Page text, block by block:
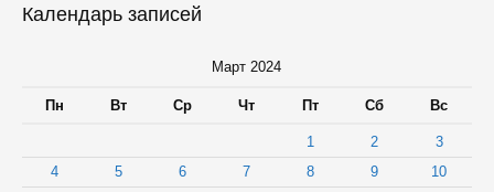
Календарь записей
Март 2024
Пн Вт Ср Чт Пт Сб Вс
1 2
3
4
5 6 7 8 9
10